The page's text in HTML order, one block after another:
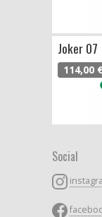
Joker 07
114,00 €
Social